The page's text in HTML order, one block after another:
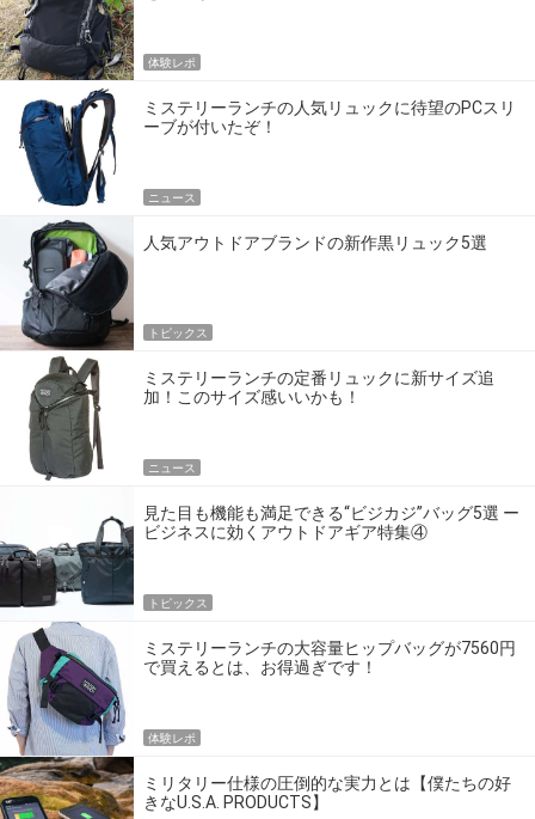
体験レポ
ミステリーランチの人気リュックに待望のPCスリ
ーブが付いたぞ！
ニュース
人気アウトドアブランドの新作黒リュック5選
トピックス
ミステリーランチの定番リュックに新サイズ追
加！このサイズ感いいかも！
ニュース
見た目も機能も満足できる“ビジカジ”バッグ5選 ー
ビジネスに効くアウトドアギア特集④
トピックス
ミステリーランチの大容量ヒップバッグが7560円
で買えるとは、お得過ぎです！
体験レポ
ミリタリー仕様の圧倒的な実力とは【僕たちの好
きなU.S.A. PRODUCTS】